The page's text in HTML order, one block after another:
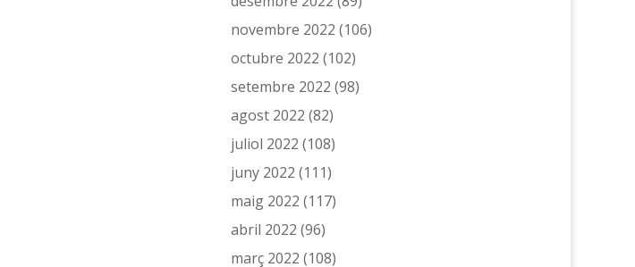
novembre 2022 (106)
octubre 2022 (102)
setembre 2022 (98)
agost 2022 (82)
juliol 2022 (108)
juny 2022 (111)
maig 2022 (117)
abril 2022 (96)
març 2022 (108)